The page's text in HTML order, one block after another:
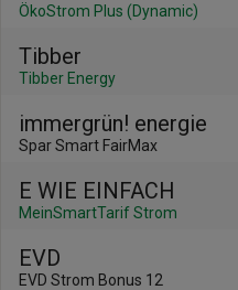
ÖkoStrom Plus (Dynamic)
Tibber
Tibber Energy
immergrün! energie
Spar Smart FairMax
E WIE EINFACH
MeinSmartTarif Strom
EVD
EVD Strom Bonus 12